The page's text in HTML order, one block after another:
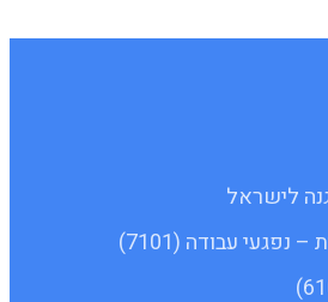
לישראל
נפגעי עבודה (7101)